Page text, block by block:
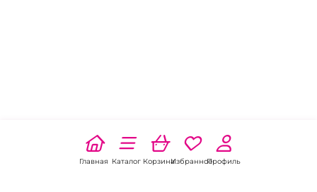
Главная Каталог КорзинаИзбранноеПрофиль